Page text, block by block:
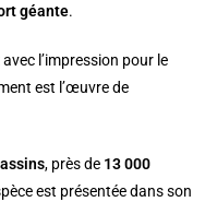
géante.
avec l’impression pour le
est l’œuvre de
, près de 13 000
est présentée dans son